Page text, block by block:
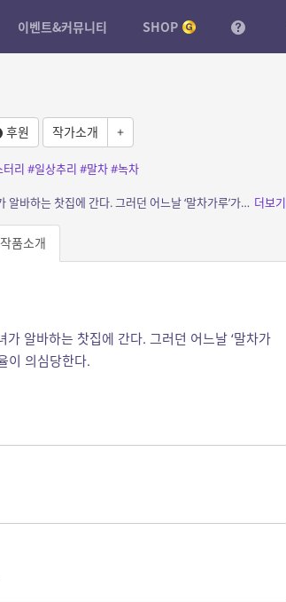
이벤트&커뮤니티 SHOP
후원 작가소개 +
리 #일상추리 #말차#녹차
소개: 차다연은 자신을 기억하지 못하는 선배, 민서율을 보러 매일 그녀가 알바하는 찻집에 간다. 그러던 어느날 ‘말차가루’가 ‘가루녹차’로 바꿔... 더보기
작품소개
알바하는 찻집에 간다. 그러던 어느날 ‘말차가
이 의심당한다.